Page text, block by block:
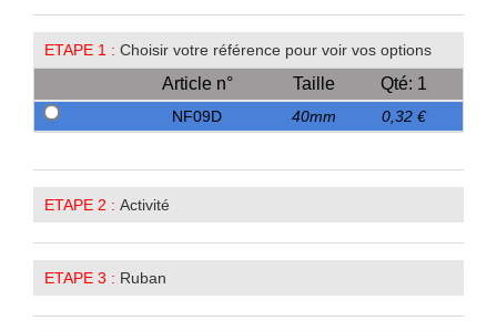
ETAPE 1 : Choisir votre référence pour voir vos options
Article n° Taille Qté: 1
NF09D 40mm 0,32 €
ETAPE 2 : Activité
ETAPE 3 : Ruban